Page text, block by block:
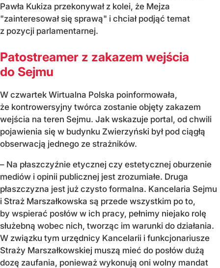
Pawła Kukiza przekonywał z kolei, że Mejza
"zainteresował się sprawą" i chciał podjąć temat
z pozycji parlamentarnej.
Patostreamer z zakazem wejścia
do Sejmu
W czwartek Wirtualna Polska poinformowała,
że kontrowersyjny twórca zostanie objęty zakazem
wejścia na teren Sejmu. Jak wskazuje portal, od chwili
pojawienia się w budynku Zwierzyński był pod ciągłą
obserwacją jednego ze strażników.
– Na płaszczyźnie etycznej czy estetycznej oburzenie
mediów i opinii publicznej jest zrozumiałe. Druga
płaszczyzna jest już czysto formalna. Kancelaria Sejmu
i Straż Marszałkowska są przede wszystkim po to,
by wspierać posłów w ich pracy, pełnimy niejako rolę
służebną wobec nich, tworząc im warunki do działania.
W związku tym urzędnicy Kancelarii i funkcjonariusze
Straży Marszałkowskiej muszą mieć do posłów dużą
dozę zaufania, ponieważ wykonują oni wolny mandat